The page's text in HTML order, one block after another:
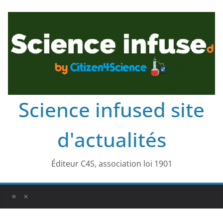
Science infused site
d'actualités
Éditeur C4S, association loi 1901